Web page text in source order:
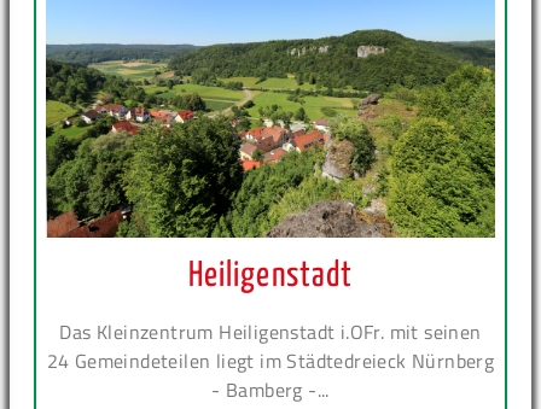
Heiligenstadt
Das Kleinzentrum Heiligenstadt i.OFr. mit seinen
24 Gemeindeteilen liegt im Städtedreieck Nürnberg
- Bamberg -...